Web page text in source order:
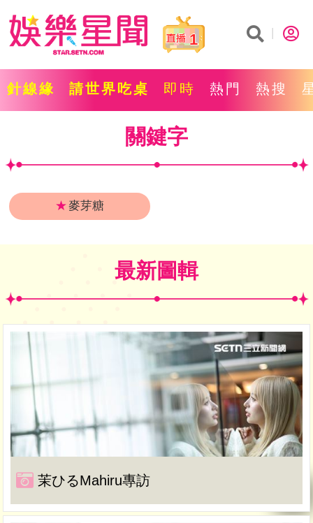
1
針線緣 請世界吃桌 即時 熱門 熱搜
關鍵字
★麥芽糖
最新圖輯
茉ひるMahiru專訪